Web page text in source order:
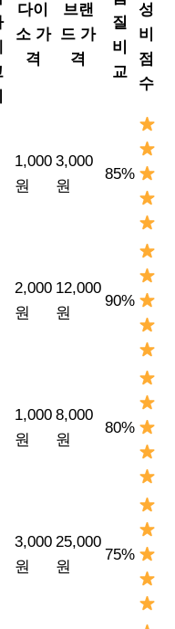
다이
소 가
격
브랜
드 가
격
질
비
교
성
비
점
수
1,000
원
3,000
원
85%
2,000
원
12,000
원
90%
1,000
원
8,000
원
80%
3,000
원
25,000
원
75%